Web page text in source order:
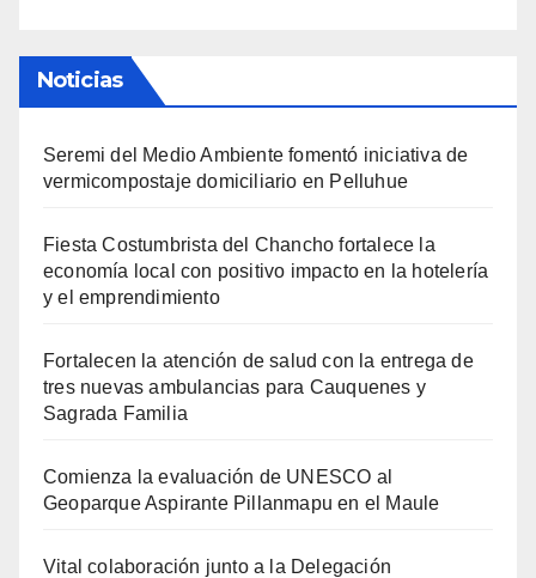
Noticias
Seremi del Medio Ambiente fomentó iniciativa de
vermicompostaje domiciliario en Pelluhue
Fiesta Costumbrista del Chancho fortalece la
economía local con positivo impacto en la hotelería
y el emprendimiento
Fortalecen la atención de salud con la entrega de
tres nuevas ambulancias para Cauquenes y
Sagrada Familia
Comienza la evaluación de UNESCO al
Geoparque Aspirante Pillanmapu en el Maule
Vital colaboración junto a la Delegación